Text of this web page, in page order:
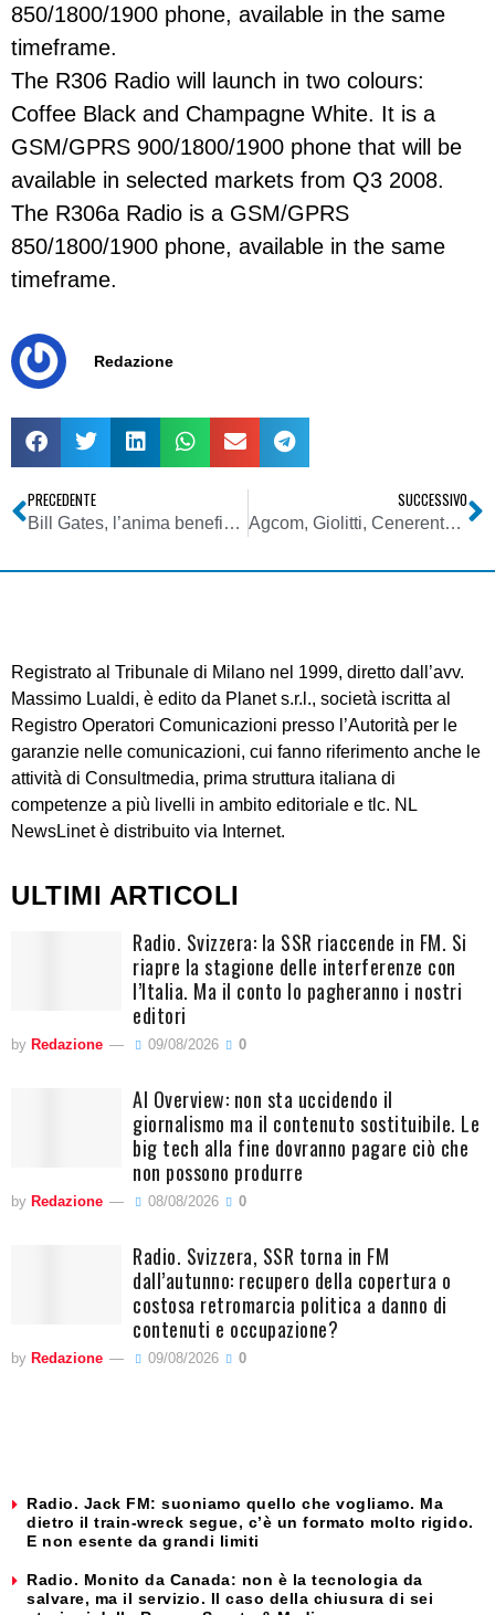
850/1800/1900 phone, available in the same
timeframe.
The R306 Radio will launch in two colours:
Coffee Black and Champagne White. It is a
GSM/GPRS 900/1800/1900 phone that will be
available in selected markets from Q3 2008.
The R306a Radio is a GSM/GPRS
850/1800/1900 phone, available in the same
timeframe.
Redazione
PRECEDENTE
Bill Gates, l’anima benefica vola in Germania
SUCCESSIVO
Agcom, Giolitti, Cenerentola e la radio digitale
Registrato al Tribunale di Milano nel 1999, diretto dall’avv.
Massimo Lualdi, è edito da Planet s.r.l., società iscritta al
Registro Operatori Comunicazioni presso l’Autorità per le
garanzie nelle comunicazioni, cui fanno riferimento anche le
attività di Consultmedia, prima struttura italiana di
competenze a più livelli in ambito editoriale e tlc. NL
NewsLinet è distribuito via Internet.
ULTIMI ARTICOLI
Radio. Svizzera: la SSR riaccende in FM. Si
riapre la stagione delle interferenze con
l’Italia. Ma il conto lo pagheranno i nostri
editori
by Redazione 09/08/2026 0
AI Overview: non sta uccidendo il
giornalismo ma il contenuto sostituibile. Le
big tech alla fine dovranno pagare ciò che
non possono produrre
by Redazione 08/08/2026 0
Radio. Svizzera, SSR torna in FM
dall’autunno: recupero della copertura o
costosa retromarcia politica a danno di
contenuti e occupazione?
by Redazione 09/08/2026 0
Radio. Jack FM: suoniamo quello che vogliamo. Ma
dietro il train-wreck segue, c’è un formato molto rigido.
E non esente da grandi limiti
Radio. Monito da Canada: non è la tecnologia da
salvare, ma il servizio. Il caso della chiusura di sei